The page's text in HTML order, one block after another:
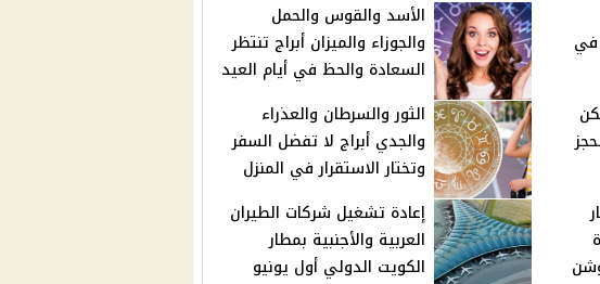
أقل من 22 في
الأسد والقوس والحمل
والجوزاء والميزان أبراج تنتظر
السعادة والحظ في أيام العيد
الحجز
الثور والسرطان والعذراء
والجدي أبراج لا تفضل السفر
وتختار الاستقرار في المنزل
إعادة تشغيل شركات الطيران
العربية والأجنبية بمطار
الكويت الدولي أول يونيو